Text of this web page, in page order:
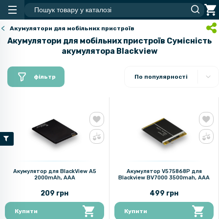
Акумулятори для мобільних пристроїв
Акумулятори для мобільних пристроїв Сумісність
акумулятора Blackview
фільтр По популярності
Акумулятор для BlackView A5
2000mAh, AAA
209 грн
Купити
Акумулятор V575868P для
Blackview BV7000 3500mah, AAA
499 грн
Купити